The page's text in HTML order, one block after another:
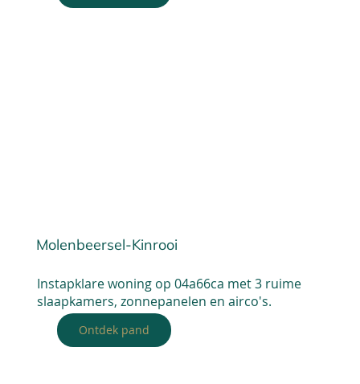
Molenbeersel-Kinrooi
Instapklare woning op 04a66ca met 3 ruime
slaapkamers, zonnepanelen en airco's.
Ontdek pand